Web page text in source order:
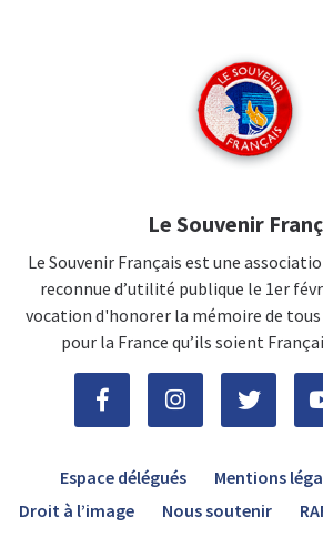
Le Souvenir
Le Souvenir Français est une
reconnue d’utilité publique le 1er
vocation d'honorer la mémoire de
pour la France qu’ils soient
Espace délégués Mentions
Droit à l’image
Nous soutenir